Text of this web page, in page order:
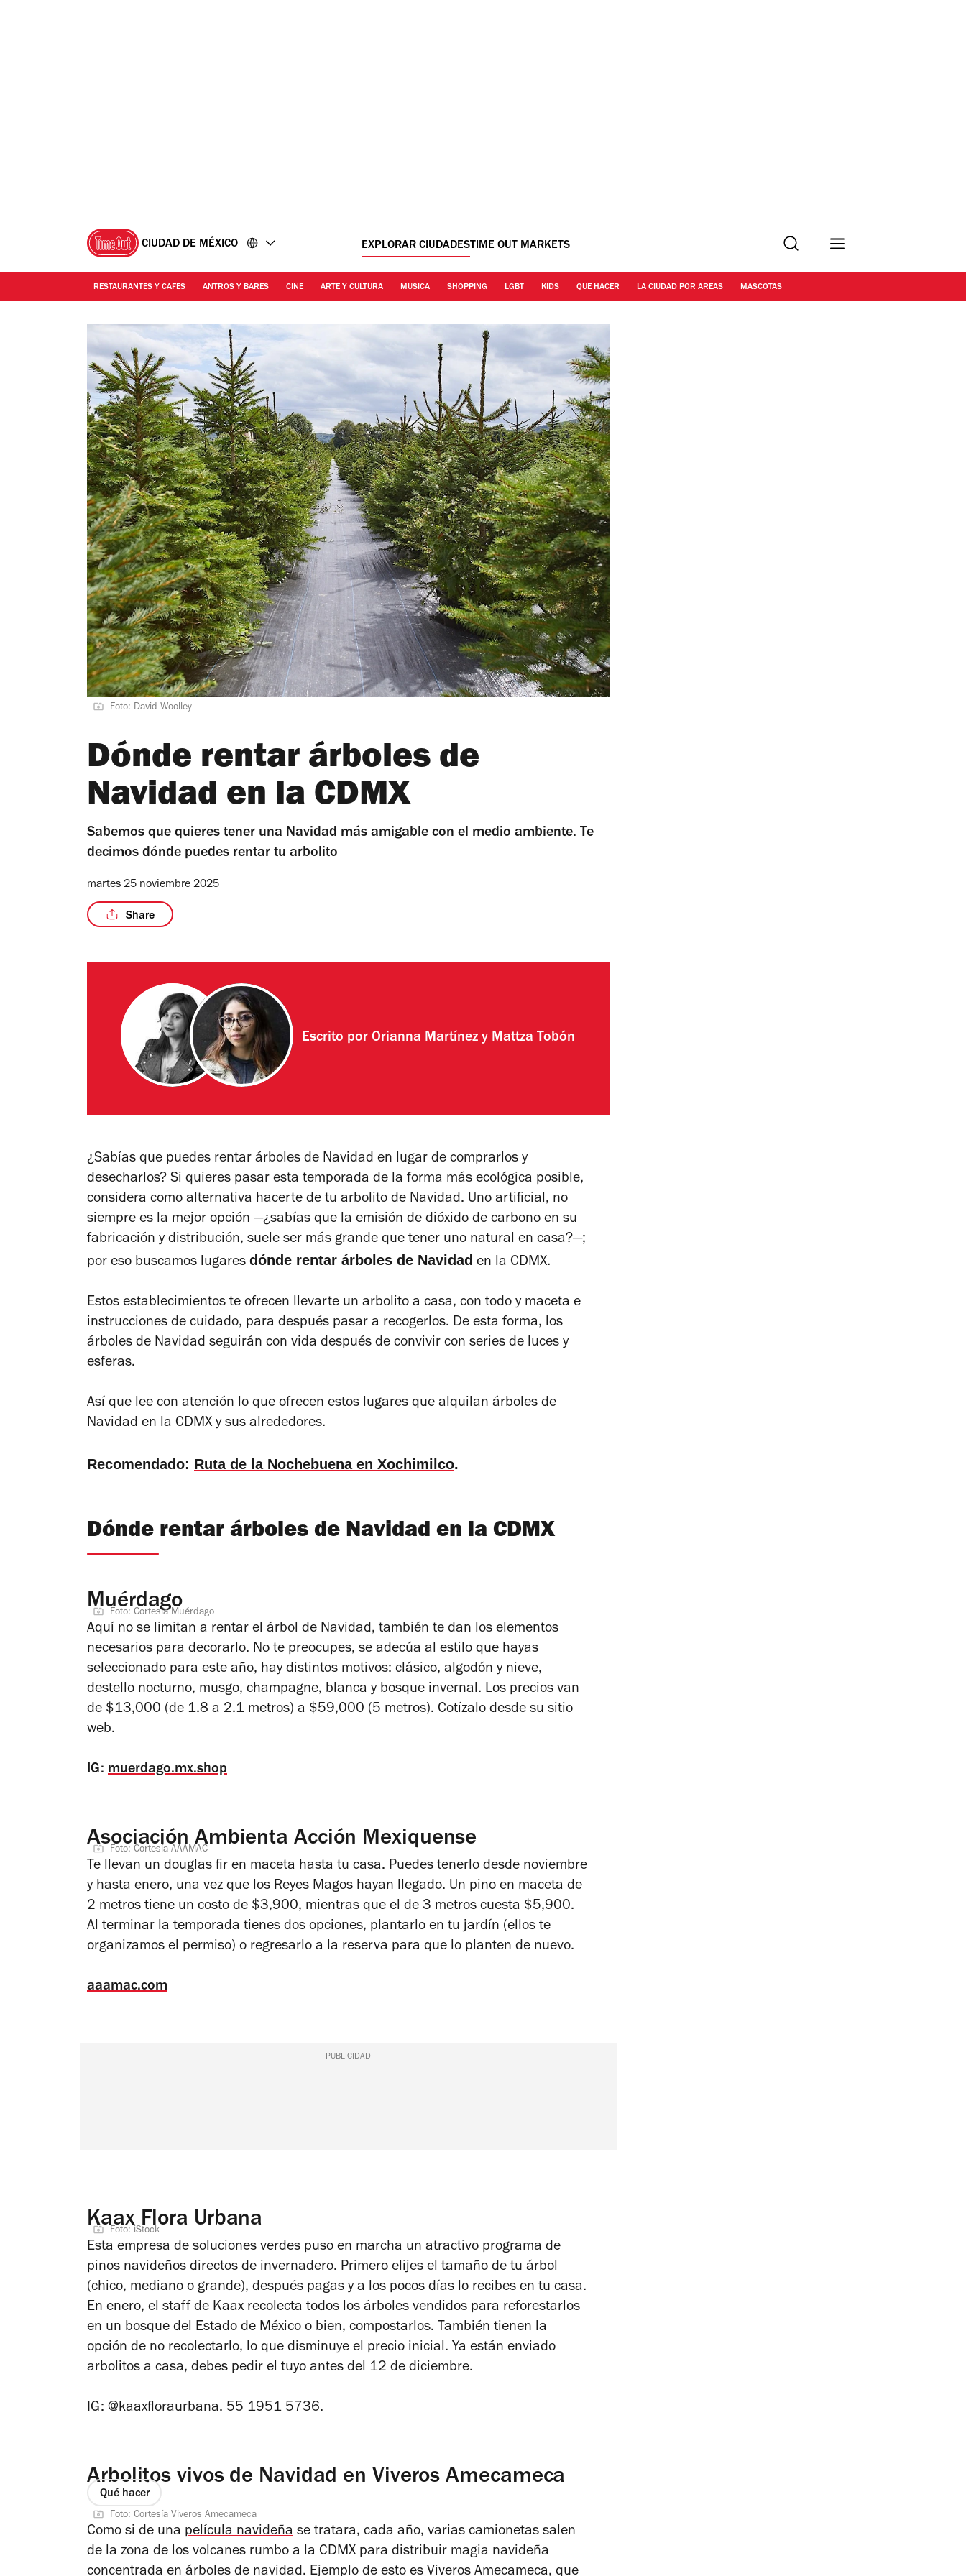
CIUDAD DE MÉXICO EXPLORAR CIUDADESTIME OUT MARKETS Buscar
RESTAURANTES Y CAFES ANTROS Y BARES CINE ARTE Y CULTURA MUSICA SHOPPING LGBT KIDS QUE HACER LA CIUDAD POR AREAS MASCOTAS
Foto: David Woolley
Dónde rentar árboles de
Navidad en la CDMX
Sabemos que quieres tener una Navidad más amigable con el medio ambiente. Te
decimos dónde puedes rentar tu arbolito
martes 25 noviembre 2025
Share
Escrito porOrianna Martínez y Mattza Tobón
¿Sabías que puedes rentar árboles de Navidad en lugar de comprarlos y
desecharlos? Si quieres pasar esta temporada de la forma más ecológica posible,
considera como alternativa hacerte de tu arbolito de Navidad. Uno artificial, no
siempre es la mejor opción —¿sabías que la emisión de dióxido de carbono en su
fabricación y distribución, suele ser más grande que tener uno natural en casa?—;
por eso buscamos lugares dónde rentar árboles de Navidad en la CDMX.
Estos establecimientos te ofrecen llevarte un arbolito a casa, con todo y maceta e
instrucciones de cuidado, para después pasar a recogerlos. De esta forma, los
árboles de Navidad seguirán con vida después de convivir con series de luces y
esferas.
Así que lee con atención lo que ofrecen estos lugares que alquilan árboles de
Navidad en la CDMX y sus alrededores.
Recomendado: Ruta de la Nochebuena en Xochimilco.
Dónde rentar árboles de Navidad en la CDMX
Muérdago
Foto: Cortesía Muérdago
Aquí no se limitan a rentar el árbol de Navidad, también te dan los elementos
necesarios para decorarlo. No te preocupes, se adecúa al estilo que hayas
seleccionado para este año, hay distintos motivos: clásico, algodón y nieve,
destello nocturno, musgo, champagne, blanca y bosque invernal. Los precios van
de $13,000 (de 1.8 a 2.1 metros) a $59,000 (5 metros). Cotízalo desde su sitio
web.
IG: muerdago.mx.shop
Asociación Ambienta Acción Mexiquense
Foto: Cortesía AAAMAC
Te llevan un douglas fir en maceta hasta tu casa. Puedes tenerlo desde noviembre
y hasta enero, una vez que los Reyes Magos hayan llegado. Un pino en maceta de
2 metros tiene un costo de $3,900, mientras que el de 3 metros cuesta $5,900.
Al terminar la temporada tienes dos opciones, plantarlo en tu jardín (ellos te
organizamos el permiso) o regresarlo a la reserva para que lo planten de nuevo.
aaamac.com
PUBLICIDAD
Kaax Flora Urbana
Foto: iStock
Esta empresa de soluciones verdes puso en marcha un atractivo programa de
pinos navideños directos de invernadero. Primero elijes el tamaño de tu árbol
(chico, mediano o grande), después pagas y a los pocos días lo recibes en tu casa.
En enero, el staff de Kaax recolecta todos los árboles vendidos para reforestarlos
en un bosque del Estado de México o bien, compostarlos. También tienen la
opción de no recolectarlo, lo que disminuye el precio inicial. Ya están enviado
arbolitos a casa, debes pedir el tuyo antes del 12 de diciembre.
IG: @kaaxfloraurbana. 55 1951 5736.
Arbolitos vivos de Navidad en Viveros Amecameca
Qué hacer
Foto: Cortesía Viveros Amecameca
Como si de una película navideña se tratara, cada año, varias camionetas salen
de la zona de los volcanes rumbo a la CDMX para distribuir magia navideña
concentrada en árboles de navidad. Ejemplo de esto es Viveros Amecameca, que